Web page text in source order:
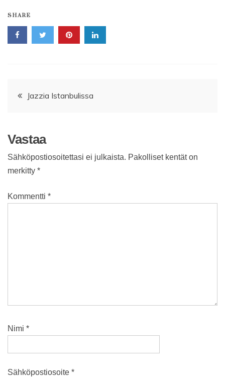
SHARE
Artikkelien
Jazzia Istanbulissa
Vastaa
Sähköpostiosoitettasi ei julkaista. Pakolliset kentät on
merkitty *
Kommentti *
Nimi *
Sähköpostiosoite *